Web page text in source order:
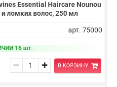
Essential Haircare Nounou
ломких волос, 250 мл
арт. 75000
16 шт.
В КОРЗИНУ